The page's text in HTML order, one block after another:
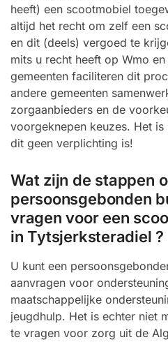
heeft) een scootmobiel
altijd het recht om zelf een
en dit (deels) vergoed te
mits u recht heeft op Wmo
gemeenten faciliteren dit
andere gemeenten
zorgaanbieders en de
voorgeknepen keuzes. Het
dit geen verplichting is!
Wat zijn de stappen
persoonsgebonden
vragen voor een
in Tytsjerksteradiel ?
U kunt een
aanvragen voor
maatschappelijke
jeugdhulp. Het is echter niet
te vragen voor zorg uit de